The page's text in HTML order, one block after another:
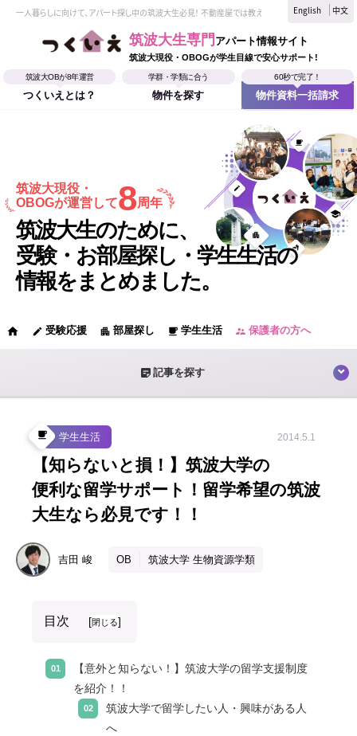
一人暮らしに向けて、アパート探し中の筑波大生必見！ 不動産屋では教えてくれない、筑波大生なら
English 中文
筑波大生専門 アパート情報サイト
筑波大現役・OBOGが学生目線で安心サポート!
筑波大OBが8年運営
つくいえとは？
学群・学類に合う
物件を探す
60秒で完了！
物件資料一括請求
筑波大現役・
OBOGが運営して8周年
筑波大生のために、
受験・お部屋探し・学生生活の
情報をまとめました。
home edit 受験応援 apartment 部屋探し local_cafe 学生生活 supervisor_account 保護者の方へ
sticky_note_2 記事を探す
local_cafe 学生生活 2014.5.1
【知らないと損！】筑波大学の
便利な留学サポート！留学希望の筑波
大生なら必見です！！
吉田 峻 OB 筑波大学 生物資源学類
目次 [閉じる]
【意外と知らない！】筑波大学の留学支援制度
を紹介！！
筑波大学で留学したい人・興味がある人
へ